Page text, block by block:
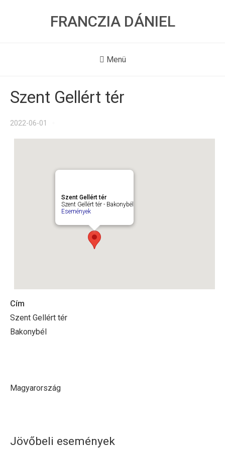
FRANCZIA DÁNIEL
Menü
Szent Gellért tér
2022-06-01
Szent Gellért tér
Szent Gellért tér - Bakonybél
Események
Cím
Szent Gellért tér
Bakonybél
Magyarország
Jövőbeli események